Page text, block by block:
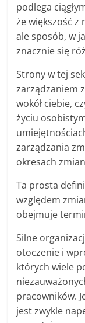
poradniki
na
każdy
podlega
że większość z
ale sposób, w
znacznie się
Strony w tej
zarządzaniem
wokół ciebie,
życiu
zarządzania
okresach
Ta prosta
względem
obejmuje
Silne
otoczenie i
których wiele
pracowników.
jest zwykle